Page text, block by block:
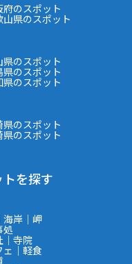
府のスポット
山県のスポット
県のスポット
県のスポット
県のスポット
県のスポット
県のスポット
を探す
海岸｜岬
処
｜寺院
ェ｜軽食